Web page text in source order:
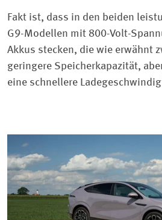
Fakt ist, dass in den beiden
G9-Modellen mit 800-Volt-
Akkus stecken, die wie erwähnt
geringere Speicherkapazität,
eine schnellere